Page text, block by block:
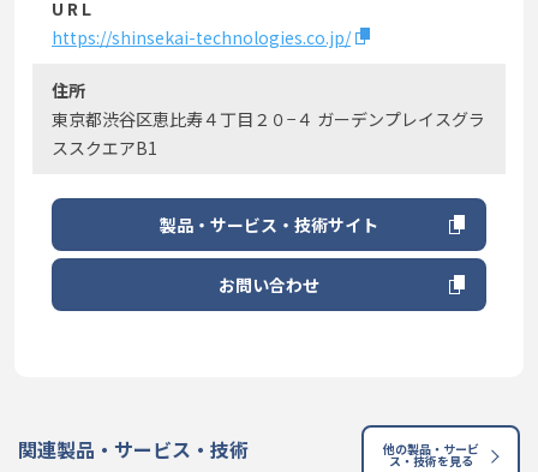
U R L
https://shinsekai-technologies.co.jp/
住所
東京都渋谷区恵比寿４丁目２０−４ ガーデンプレイスグラ
ススクエアB1
製品・サービス・技術サイト
お問い合わせ
関連製品・サービス・技術 他の製品・サービ
ス・技術を見る